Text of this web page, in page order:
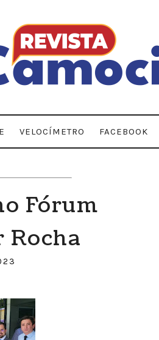
VELOCÍMETRO FACEBOOK
Fórum